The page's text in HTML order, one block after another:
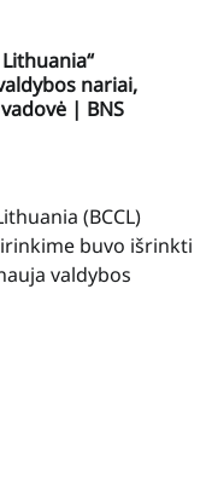
nariai,
| BNS
(BCCL)
buvo išrinkti
valdybos